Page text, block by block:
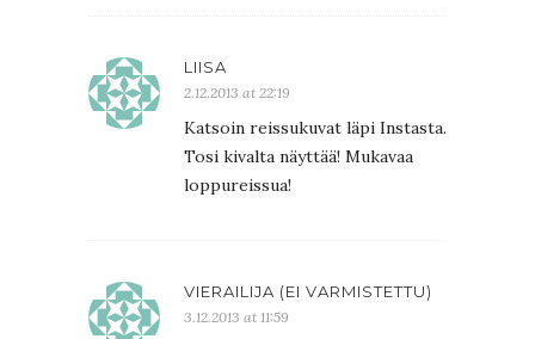
LIISA
2.12.2013 at 22:19
Katsoin reissukuvat läpi Instasta.
Tosi kivalta näyttää! Mukavaa
loppureissua!
VIERAILIJA (EI VARMISTETTU)
3.12.2013 at 11:59